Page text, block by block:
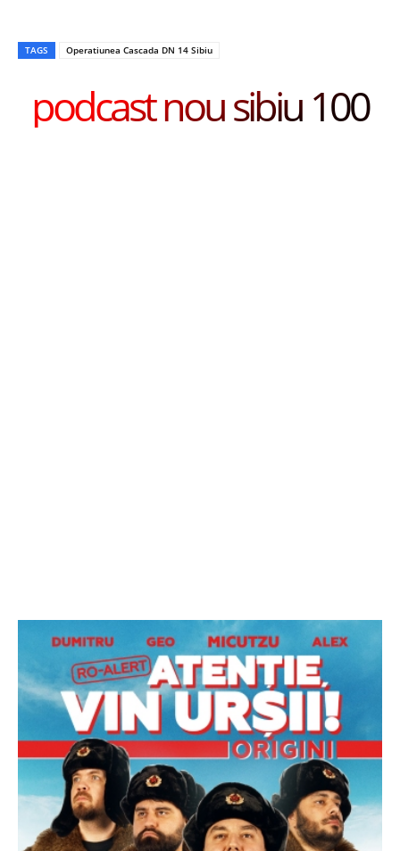
TAGS Operatiunea Cascada DN 14 Sibiu
podcast nou sibiu 100